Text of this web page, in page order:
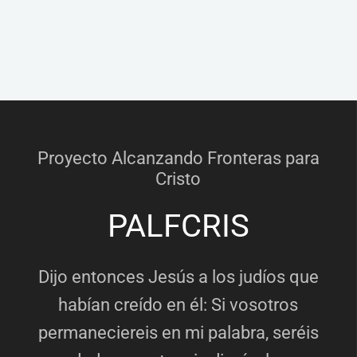
Proyecto Alcanzando Fronteras para
Cristo
PALFCRIS
Dijo entonces Jesús a los judíos que
habían creído en él: Si vosotros
permaneciereis en mi palabra, seréis